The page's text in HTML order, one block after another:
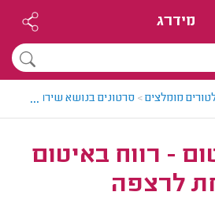
מידרג
מומלצים> סרטונים בנושא שירותי
...
- רווח באיטום
לרצפה